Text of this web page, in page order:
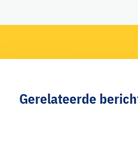
Gerelateerde